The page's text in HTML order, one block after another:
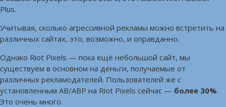
Plus.
Учитывая, сколько агрессивной рекламы можно встретить на
различных сайтах, это, возможно, и оправданно.
Однако Riot Pixels — пока ещё небольшой сайт, мы
существуем в основном на деньги, получаемые от
различных рекламодателей. Пользователей же с
установленным AB/ABP на Riot Pixels сейчас — более 30%.
Это очень много.